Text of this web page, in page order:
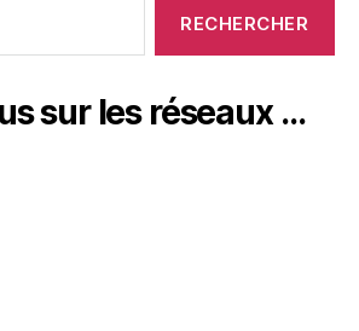
sur les réseaux …